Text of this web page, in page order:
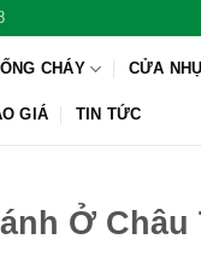
CHÁY CỬA
GIÁ TIN TỨC
Ở